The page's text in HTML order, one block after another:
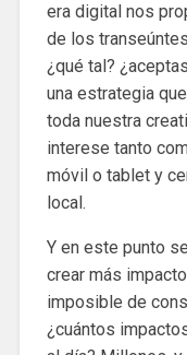
era digital nos
de los
¿qué tal?
una estrategia
toda nuestra
interese tanto
móvil o tablet y
local.
Y en este punto
crear más
imposible de
¿cuántos